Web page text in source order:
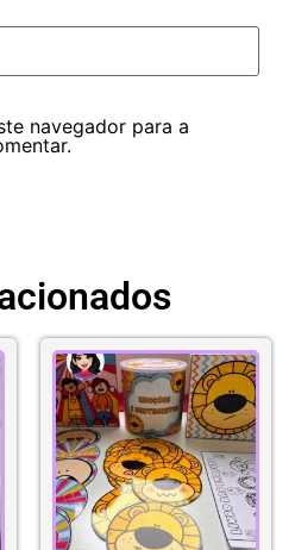
navegador para a